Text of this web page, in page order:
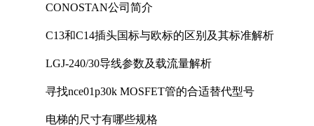
CONOSTAN公司简介
C13和C14插头国标与欧标的区别及其标准解析
LGJ-240/30导线参数及载流量解析
寻找nce01p30k MOSFET管的合适替代型号
电梯的尺寸有哪些规格